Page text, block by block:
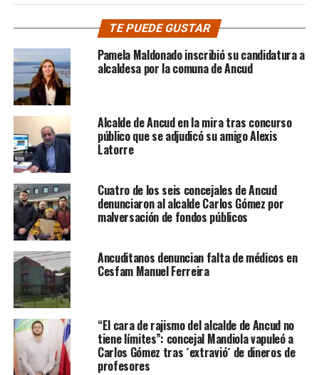
TE PUEDE GUSTAR
Pamela Maldonado inscribió su candidatura a
alcaldesa por la comuna de Ancud
Alcalde de Ancud en la mira tras concurso
público que se adjudicó su amigo Alexis
Latorre
Cuatro de los seis concejales de Ancud
denunciaron al alcalde Carlos Gómez por
malversación de fondos públicos
Ancuditanos denuncian falta de médicos en
Cesfam Manuel Ferreira
“El cara de rajismo del alcalde de Ancud no
tiene límites”: concejal Mandiola vapuleó a
Carlos Gómez tras ´extravió´ de dineros de
profesores